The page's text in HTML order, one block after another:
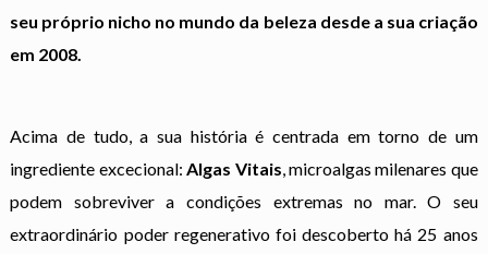
seu próprio nicho no mundo da beleza desde a sua criação
em 2008.
Acima de tudo, a sua história é centrada em torno de um
ingrediente excecional:Algas Vitais, microalgas milenares que
podem sobreviver a condições extremas no mar. O seu
extraordinário poder regenerativo foi descoberto há 25 anos